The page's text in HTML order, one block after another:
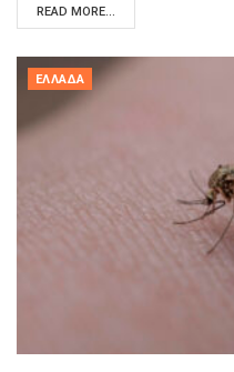
READ MORE...
ΕΛΛΆΔΑ